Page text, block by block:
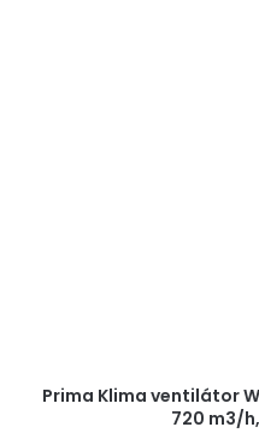
Prima Klima ventilátor
720 m3/